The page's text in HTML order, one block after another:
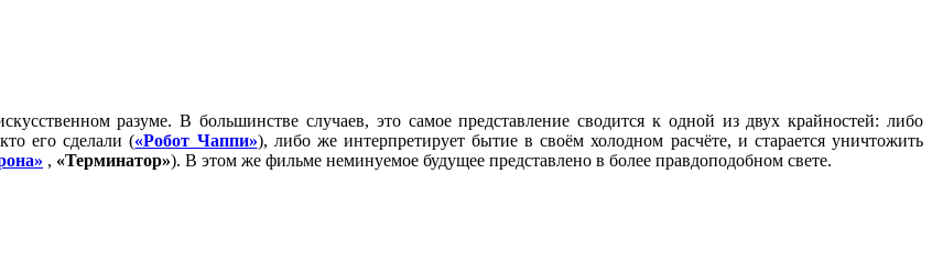
разуме. В большинстве случаев, это самое представление сводится к одной из двух крайностей: либо
его сделали («Робот Чаппи»), либо же интерпретирует бытие в своём холодном расчёте, и старается уничтожить
, «Терминатор»). В этом же фильме неминуемое будущее представлено в более правдоподобном свете.